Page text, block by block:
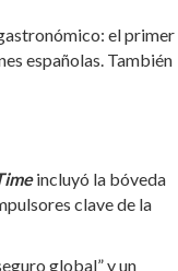
el primer
españolas. También
incluyó la bóveda
clave de la
global” y un